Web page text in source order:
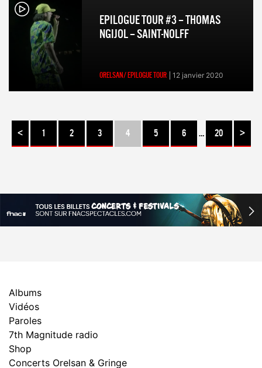
EPILOGUE TOUR #3 – THOMAS
NGIJOL – SAINT-NOLFF
ORELSAN/ EPILOGUE TOUR 12 janvier 2020
< 1 2 3 4 5 6 … 20 >
Albums
Vidéos
Paroles
7th Magnitude radio
Shop
Concerts Orelsan & Gringe